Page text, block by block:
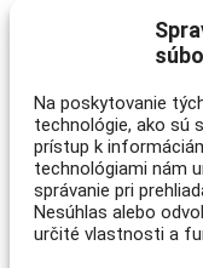
Na poskytovanie
technológie, ako sú
prístup k
technológiami nám
správanie pri
Nesúhlas alebo
určité vlastnosti a
Zásady ochrany
O nás – PALU
Kontakt
Zásady
©2023 Topgel – Všetky
pod správou
Design by